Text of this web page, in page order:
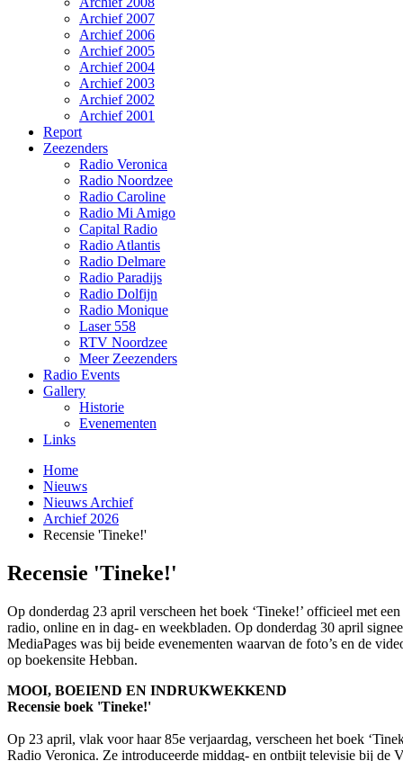
Archief 2007
Archief 2006
Archief 2005
Archief 2004
Archief 2003
Archief 2002
Archief 2001
Report
Zeezenders
Radio Veronica
Radio Noordzee
Radio Caroline
Radio Mi Amigo
Capital Radio
Radio Atlantis
Radio Delmare
Radio Paradijs
Radio Dolfijn
Radio Monique
Laser 558
RTV Noordzee
Meer Zeezenders
Radio Events
Gallery
Historie
Evenementen
Links
Home
Nieuws
Nieuws Archief
Archief 2026
Recensie 'Tineke!'
Recensie 'Tineke!'
Op donderdag 23 april verscheen het boek ‘Tineke!’ officieel met
radio, online en in dag- en weekbladen. Op donderdag 30 april
MediaPages was bij beide evenementen waarvan de foto’s en de
op boekensite Hebban.
MOOI, BOEIEND EN INDRUKWEKKEND
Recensie boek 'Tineke!'
Op 23 april, vlak voor haar 85e verjaardag, verscheen het boek
Radio Veronica. Ze introduceerde middag- en ontbijt televisie bij de